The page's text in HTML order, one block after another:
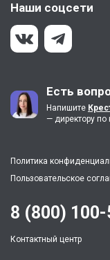
Наши соцсети
Есть
Напишите
— директору по
Политика
Пользовательское
8 (800) 100-
Контактный центр